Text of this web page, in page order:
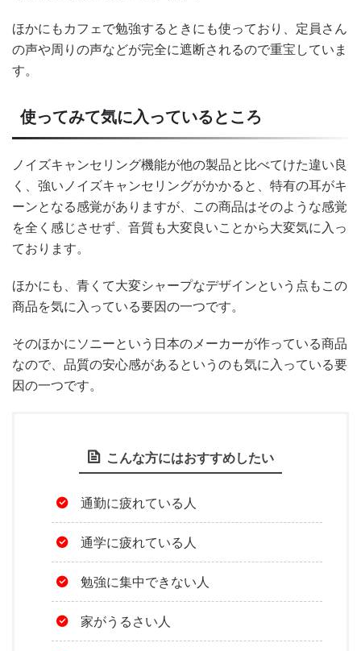
ほかにもカフェで勉強するときにも使っており、定員さん
の声や周りの声などが完全に遮断されるので重宝していま
す。
使ってみて気に入っているところ
ノイズキャンセリング機能が他の製品と比べてけた違い良
く、強いノイズキャンセリングがかかると、特有の耳がキ
ーンとなる感覚がありますが、この商品はそのような感覚
を全く感じさせず、音質も大変良いことから大変気に入っ
ております。
ほかにも、青くて大変シャープなデザインという点もこの
商品を気に入っている要因の一つです。
そのほかにソニーという日本のメーカーが作っている商品
なので、品質の安心感があるというのも気に入っている要
因の一つです。
こんな方にはおすすめしたい
通勤に疲れている人
通学に疲れている人
勉強に集中できない人
家がうるさい人